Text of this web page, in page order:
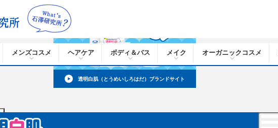
メンズコスメ ヘアケア ボディ＆バス メイク オーガニックコスメ
透明白肌（とうめいしろはだ）ブランドサイト